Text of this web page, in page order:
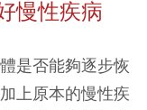
慢性疾病
是否能夠逐步恢
上原本的慢性疾